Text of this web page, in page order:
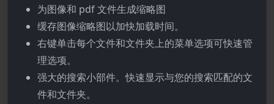
为图像和 pdf 文件生成缩略图
缓存图像缩略图以加快加载时间。
右键单击每个文件和文件夹上的菜单选项可快速管
理选项。
强大的搜索小部件。快速显示与您的搜索匹配的文
件和文件夹。